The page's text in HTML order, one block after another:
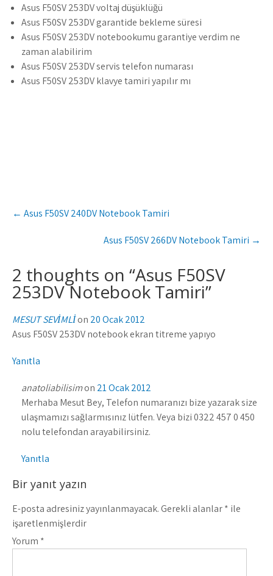
Asus F50SV 253DV voltaj düşüklüğü
Asus F50SV 253DV garantide bekleme süresi
Asus F50SV 253DV notebookumu garantiye verdim ne
zaman alabilirim
Asus F50SV 253DV servis telefon numarası
Asus F50SV 253DV klavye tamiri yapılır mı
Post
navigation
← Asus F50SV 240DV Notebook Tamiri
Asus F50SV 266DV Notebook Tamiri →
2 thoughts on “Asus F50SV
253DV Notebook Tamiri”
MESUT SEVİMLİon 20 Ocak 2012
Asus F50SV 253DV notebook ekran titreme yapıyo
Yanıtla
anatoliabilisimon 21 Ocak 2012
Merhaba Mesut Bey, Telefon numaranızı bize yazarak size
ulaşmamızı sağlarmısınız lütfen. Veya bizi 0322 457 0 450
nolu telefondan arayabilirsiniz.
Yanıtla
Bir yanıt yazın
E-posta adresiniz yayınlanmayacak.Gerekli alanlar* ile
işaretlenmişlerdir
Yorum *